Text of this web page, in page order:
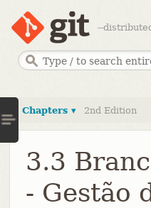
--
Chapters ▾ 2nd Edition
3.3
- Gestão